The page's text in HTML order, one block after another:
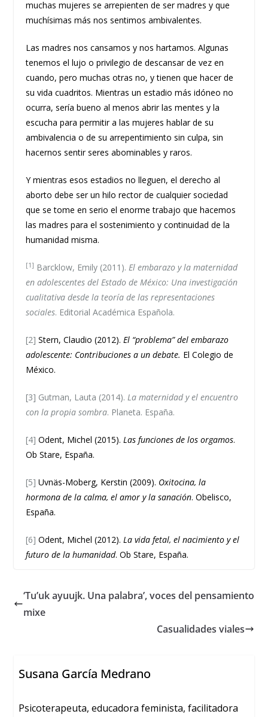
muchas mujeres se arrepienten de ser madres y que
muchísimas más nos sentimos ambivalentes.
Las madres nos cansamos y nos hartamos. Algunas
tenemos el lujo o privilegio de descansar de vez en
cuando, pero muchas otras no, y tienen que hacer de
su vida cuadritos. Mientras un estadio más idóneo no
ocurra, sería bueno al menos abrir las mentes y la
escucha para permitir a las mujeres hablar de su
ambivalencia o de su arrepentimiento sin culpa, sin
hacernos sentir seres abominables y raros.
Y mientras esos estadios no lleguen, el derecho al
aborto debe ser un hilo rector de cualquier sociedad
que se tome en serio el enorme trabajo que hacemos
las madres para el sostenimiento y continuidad de la
humanidad misma.
[1] Barcklow, Emily (2011). El embarazo y la maternidad
en adolescentes del Estado de México: Una investigación
cualitativa desde la teoría de las representaciones
sociales. Editorial Académica Española.
[2] Stern, Claudio (2012). El “problema” del embarazo
adolescente: Contribuciones a un debate. El Colegio de
México.
[3] Gutman, Lauta (2014). La maternidad y el encuentro
con la propia sombra. Planeta. España.
[4] Odent, Michel (2015). Las funciones de los orgamos.
Ob Stare, España.
[5] Uvnäs-Moberg, Kerstin (2009). Oxitocina, la
hormona de la calma, el amor y la sanación. Obelisco,
España.
[6] Odent, Michel (2012). La vida fetal, el nacimiento y el
futuro de la humanidad. Ob Stare, España.
‘Tu’uk ayuujk. Una palabra’, voces del pensamiento
mixe
Casualidades viales
Susana García Medrano
Psicoterapeuta, educadora feminista, facilitadora